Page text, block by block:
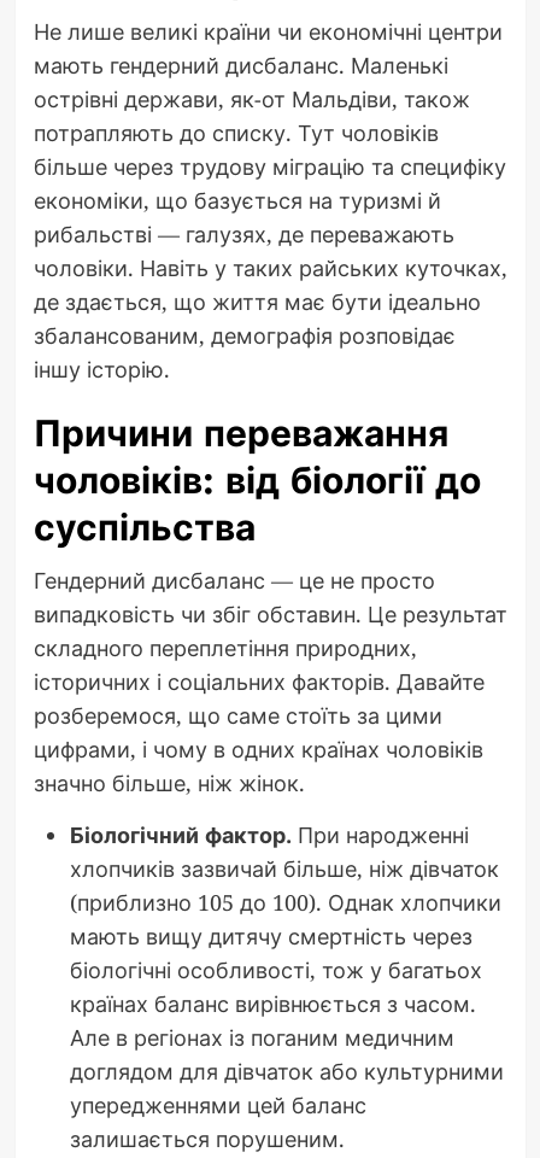
Не лише великі країни чи економічні центри
мають гендерний дисбаланс. Маленькі
острівні держави, як-от Мальдіви, також
потрапляють до списку. Тут чоловіків
більше через трудову міграцію та специфіку
економіки, що базується на туризмі й
рибальстві — галузях, де переважають
чоловіки. Навіть у таких райських куточках,
де здається, що життя має бути ідеально
збалансованим, демографія розповідає
іншу історію.
Причини переважання
чоловіків: від біології до
суспільства
Гендерний дисбаланс — це не просто
випадковість чи збіг обставин. Це результат
складного переплетіння природних,
історичних і соціальних факторів. Давайте
розберемося, що саме стоїть за цими
цифрами, і чому в одних країнах чоловіків
значно більше, ніж жінок.
Біологічний фактор. При народженні
хлопчиків зазвичай більше, ніж дівчаток
(приблизно 105 до 100). Однак хлопчики
мають вищу дитячу смертність через
біологічні особливості, тож у багатьох
країнах баланс вирівнюється з часом.
Але в регіонах із поганим медичним
доглядом для дівчаток або культурними
упередженнями цей баланс
залишається порушеним.